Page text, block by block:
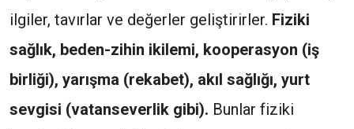
ilgiler, tavırlar ve değerler geliştirirler. Fiziki
sağlık, beden-zihin ikilemi, kooperasyon (iş
birliği), yarışma (rekabet), akıl sağlığı, yurt
sevgisi (vatanseverlik gibi). Bunlar fiziki